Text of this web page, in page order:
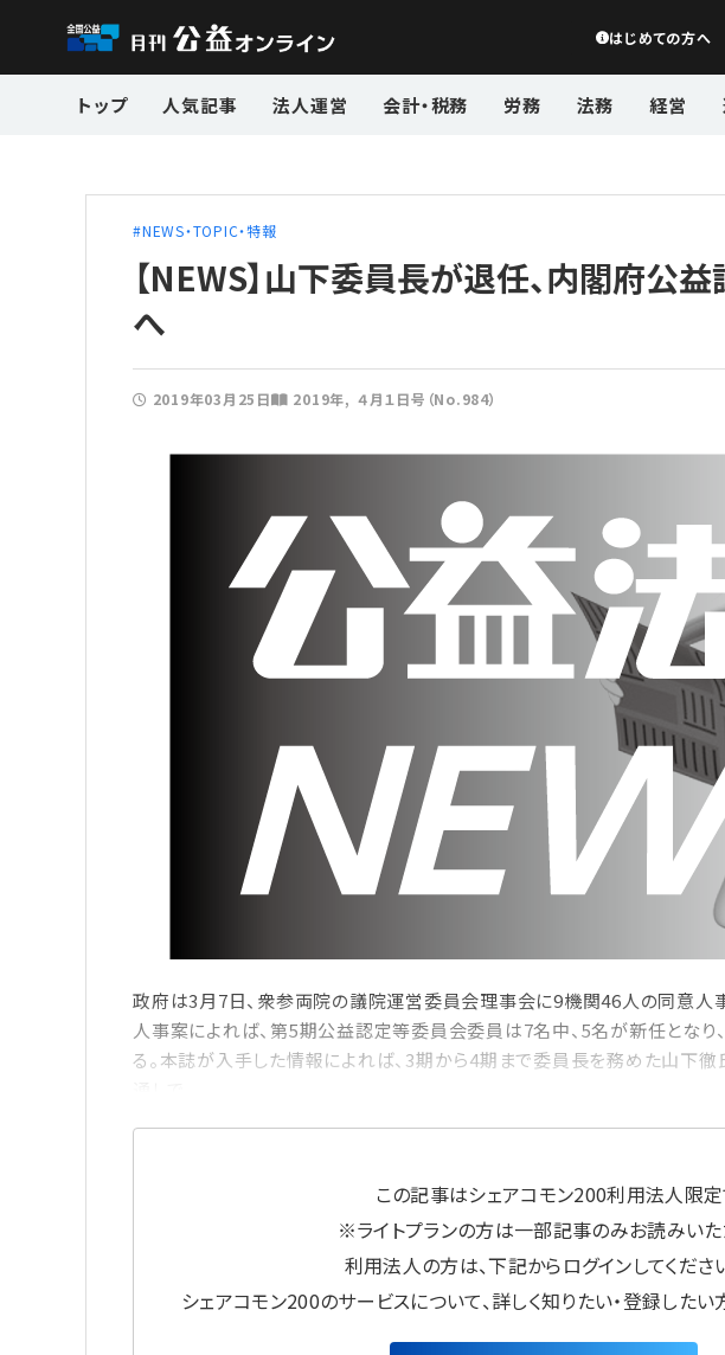
はじめての方へ
トップ 人気記事 法人運営 会計・税務 労務 法務 経営
NEWS・TOPIC・特報
【NEWS】山下委員長が退任、内閣府公
へ
2019年03月25日 2019年 ４月１日号（No.984）
政府は3月7日、衆参両院の議院運営委員会理事会に9機関46人の同意人
人事案によれば、第5期公益認定等委員会委員は7名中、5名が新任とな
る。本誌が入手した情報によれば、3期から4期まで委員長を務めた山下
この記事はシェアコモン200利用法人限定
※ライトプランの方は一部記事のみお読みいた
利用法人の方は、下記からログインしてくださ
シェアコモン200のサービスについて、詳しく知りたい・登録したい